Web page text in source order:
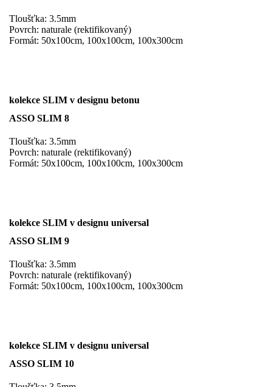
Tloušťka: 3.5mm
Povrch: naturale (rektifikovaný)
Formát: 50x100cm, 100x100cm, 100x300cm
kolekce SLIM v designu betonu
ASSO SLIM 8
Tloušťka: 3.5mm
Povrch: naturale (rektifikovaný)
Formát: 50x100cm, 100x100cm, 100x300cm
kolekce SLIM v designu universal
ASSO SLIM 9
Tloušťka: 3.5mm
Povrch: naturale (rektifikovaný)
Formát: 50x100cm, 100x100cm, 100x300cm
kolekce SLIM v designu universal
ASSO SLIM 10